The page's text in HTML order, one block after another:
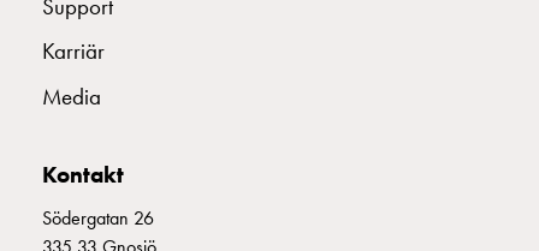
Support
Karriär
Media
Kontakt
Södergatan 26